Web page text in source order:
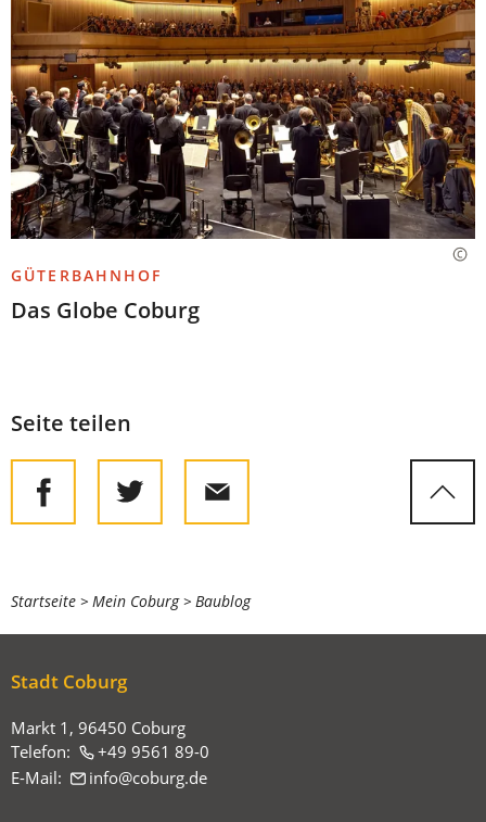
GÜTERBAHNHOF
Das Globe Coburg
Seite teilen
Sie
befinden
sich
Startseite Mein Coburg Baublog
Stadt Coburg
Markt 1, 96450 Coburg
Telefon:
+49 9561 89-0
E-Mail:
info coburg de